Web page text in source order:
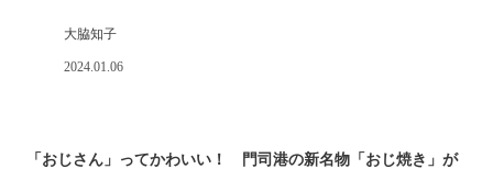
大脇知子
2024.01.06
「おじさん」ってかわいい！ 門司港の新名物「おじ焼き」が